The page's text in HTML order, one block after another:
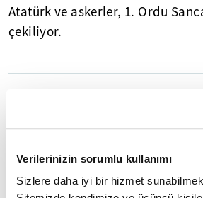
Verilerinizin sorumlu kullanımı
Sizlere daha iyi bir hizmet
Atatürk ve askerler, 1. Ordu
çekiliyor.